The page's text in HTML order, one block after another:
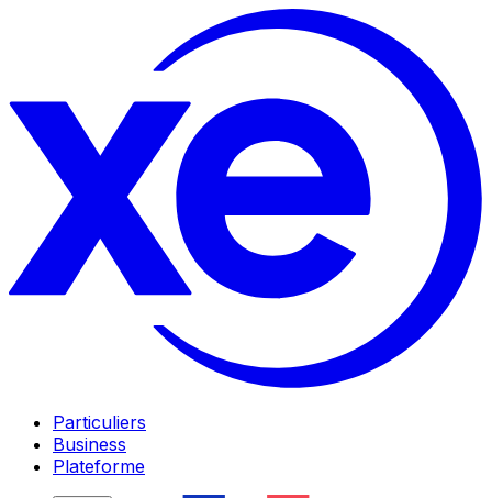
Particuliers
Business
Plateforme